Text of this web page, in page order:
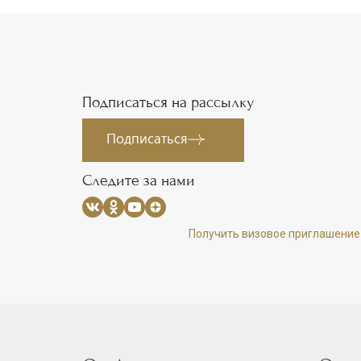
Подписаться на рассылку
Подписаться
Следите за нами
Получить визовое приглашение